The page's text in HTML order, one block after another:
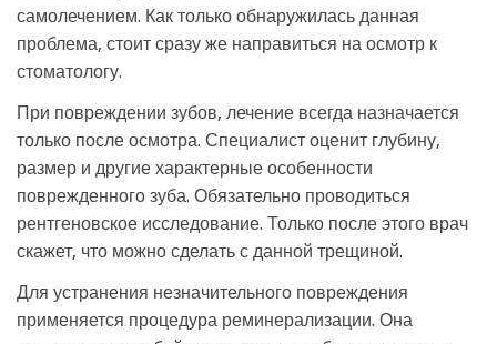
самолечением. Как только обнаружилась данная
проблема, стоит сразу же направиться на осмотр к
стоматологу.
При повреждении зубов, лечение всегда назначается
только после осмотра. Специалист оценит глубину,
размер и другие характерные особенности
поврежденного зуба. Обязательно проводиться
рентгеновское исследование. Только после этого врач
скажет, что можно сделать с данной трещиной.
Для устранения незначительного повреждения
применяется процедура реминерализации. Она